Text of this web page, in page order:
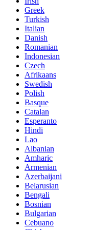
Greek
Turkish
Italian
Danish
Romanian
Indonesian
Czech
Afrikaans
Swedish
Polish
Basque
Catalan
Esperanto
Hindi
Lao
Albanian
Amharic
Armenian
Azerbaijani
Belarusian
Bengali
Bosnian
Bulgarian
Cebuano